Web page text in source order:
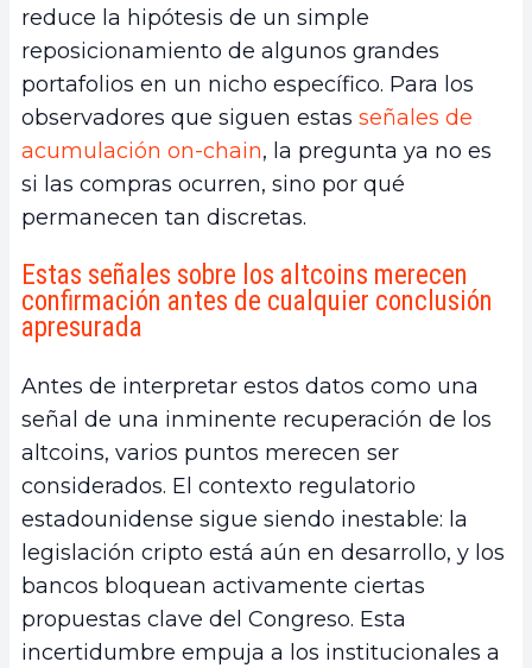
reduce la hipótesis de un simple
reposicionamiento de algunos grandes
portafolios en un nicho específico. Para los
observadores que siguen estas señales de
acumulación on-chain, la pregunta ya no es
si las compras ocurren, sino por qué
permanecen tan discretas.
Estas señales sobre los altcoins merecen
confirmación antes de cualquier conclusión
apresurada
Antes de interpretar estos datos como una
señal de una inminente recuperación de los
altcoins, varios puntos merecen ser
considerados. El contexto regulatorio
estadounidense sigue siendo inestable: la
legislación cripto está aún en desarrollo, y los
bancos bloquean activamente ciertas
propuestas clave del Congreso. Esta
incertidumbre empuja a los institucionales a